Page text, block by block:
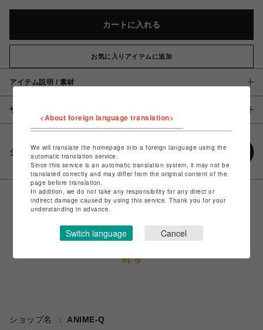
カートに入れる
お気に入りアイテムに追加
アイテム説明 / 素材
サイズ
シェアする
ショップ名
ANIME-Q
<About foreign language translation>
We will translate the homepage into a foreign language using the
automatic translation service.
Since this service is an automatic translation system, it may not be
translated correctly and may differ from the original content of the
page before translation.
In addition, we do not take any responsibility for any direct or
indirect damage caused by using this service. Thank you for your
understanding in advance.
Switch language Cancel